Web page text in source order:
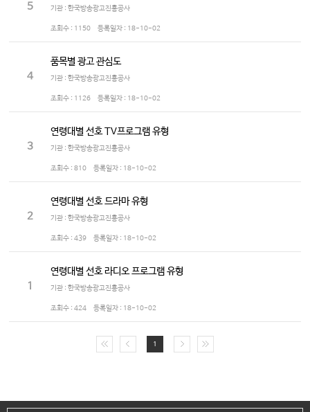
5 기관 : 한국방송광고진흥공사
조회수 : 1150 등록일자 : 18-10-02
4
품목별 광고 관심도
기관 : 한국방송광고진흥공사
조회수 : 1126 등록일자 : 18-10-02
3
연령대별 선호 TV프로그램 유형
기관 : 한국방송광고진흥공사
조회수 : 810 등록일자 : 18-10-02
2
연령대별 선호 드라마 유형
기관 : 한국방송광고진흥공사
조회수 : 439 등록일자 : 18-10-02
1
연령대별 선호 라디오 프로그램 유형
기관 : 한국방송광고진흥공사
조회수 : 424 등록일자 : 18-10-02
1